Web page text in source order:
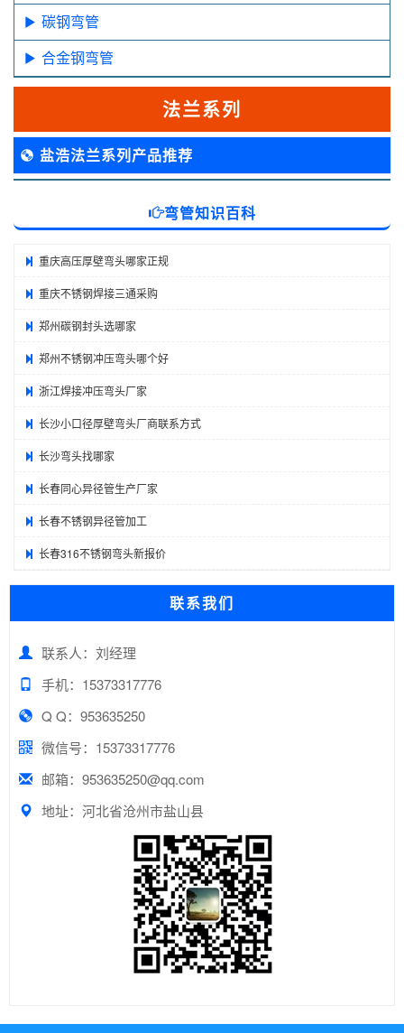
碳钢弯管
合金钢弯管
法兰系列
盐浩法兰系列产品推荐
弯管知识百科
重庆高压厚壁弯头哪家正规
重庆不锈钢焊接三通采购
郑州碳钢封头选哪家
郑州不锈钢冲压弯头哪个好
浙江焊接冲压弯头厂家
长沙小口径厚壁弯头厂商联系方式
长沙弯头找哪家
长春同心异径管生产厂家
长春不锈钢异径管加工
长春316不锈钢弯头新报价
联系我们
联系人：刘经理
手机：15373317776
Q Q：953635250
微信号：15373317776
邮箱：953635250@qq.com
地址：河北省沧州市盐山县